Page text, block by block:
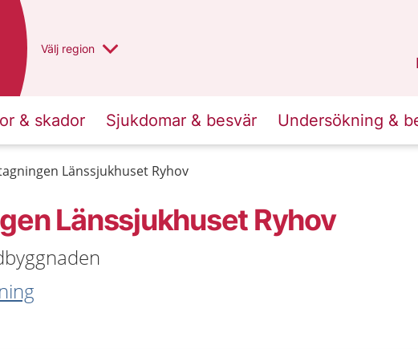
Du har valt region
Välj en annan
region
& skador Sjukdomar & besvär Undersökning &
Länssjukhuset Ryhov
Länssjukhuset Ryhov